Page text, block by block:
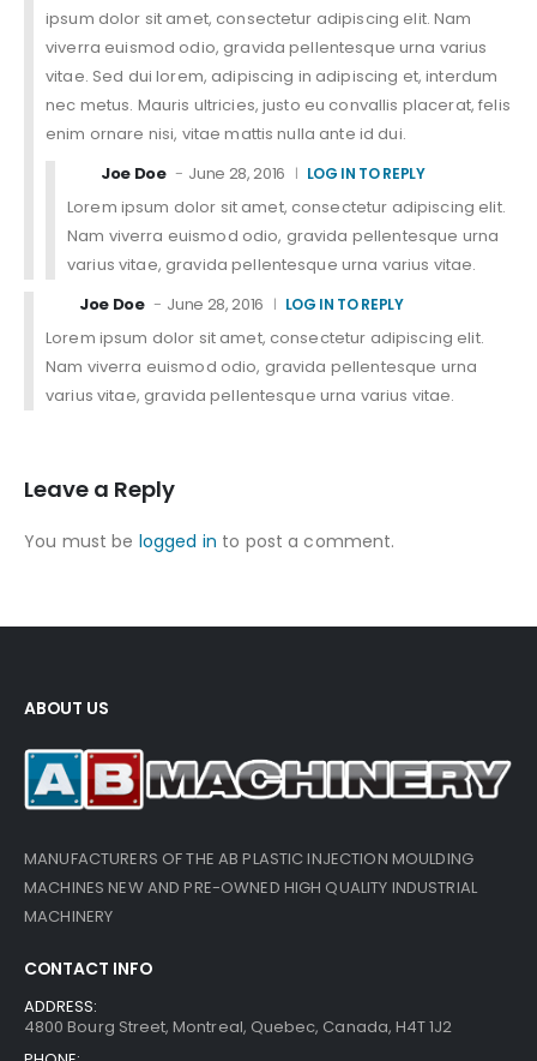
ipsum dolor sit amet, consectetur adipiscing elit. Nam
viverra euismod odio, gravida pellentesque urna varius
vitae. Sed dui lorem, adipiscing in adipiscing et, interdum
nec metus. Mauris ultricies, justo eu convallis placerat, felis
enim ornare nisi, vitae mattis nulla ante id dui.
Joe Doe
June 28, 2016 LOG IN TO REPLY
Lorem ipsum dolor sit amet, consectetur adipiscing elit.
Nam viverra euismod odio, gravida pellentesque urna
varius vitae, gravida pellentesque urna varius vitae.
Joe Doe
June 28, 2016 LOG IN TO REPLY
Lorem ipsum dolor sit amet, consectetur adipiscing elit.
Nam viverra euismod odio, gravida pellentesque urna
varius vitae, gravida pellentesque urna varius vitae.
Leave a Reply
You must be logged in to post a comment.
ABOUT US
MANUFACTURERS OF THE AB PLASTIC INJECTION MOULDING
MACHINES NEW AND PRE-OWNED HIGH QUALITY INDUSTRIAL
MACHINERY
CONTACT INFO
ADDRESS:
4800 Bourg Street, Montreal, Quebec, Canada, H4T 1J2